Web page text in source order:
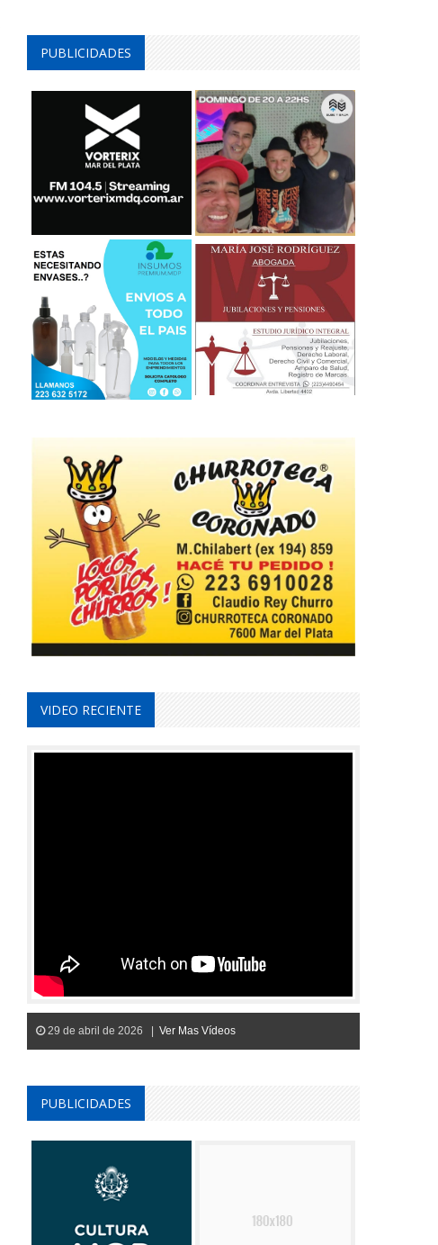
PUBLICIDADES
VIDEO RECIENTE
29 de abril de 2026 | Ver Mas Vídeos
PUBLICIDADES